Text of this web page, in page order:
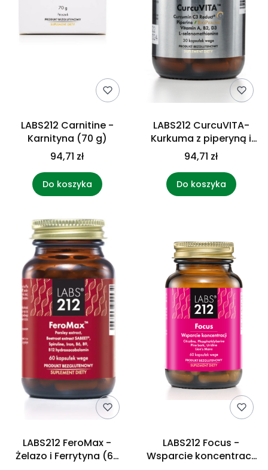
LABS212 Carnitine -
Karnityna (70 g)
94,71 zł
Do koszyka
LABS212 CurcuVITA-
Kurkuma z piperyną i
witaminami (30 kaps.)
94,71 zł
Do koszyka
LABS212 FeroMax -
Żelazo i Ferrytyna (60
LABS212 Focus -
Wsparcie koncentracji